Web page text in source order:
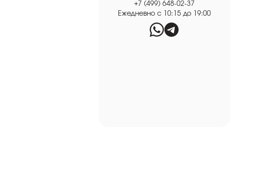
+7 (499) 648-02-37
Ежедневно с 10:15 до 19:00